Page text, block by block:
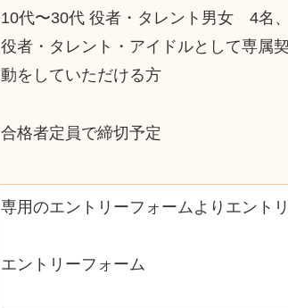
10代〜30代 役者・タレント男女 4名
役者・タレント・アイドルとして専属
動をしていただける方
合格者定員で締切予定
専用のエントリーフォームよりエント
エントリーフォーム